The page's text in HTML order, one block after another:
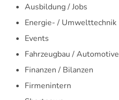
Ausbildung / Jobs
Energie- / Umwelttechnik
Events
Fahrzeugbau / Automotive
Finanzen / Bilanzen
Firmenintern